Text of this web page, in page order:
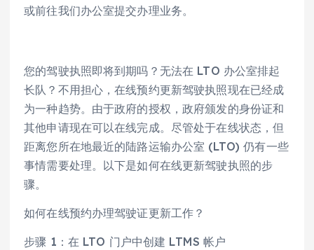
或前往我们办公室提交办理业务。
您的驾驶执照即将到期吗？无法在 LTO 办公室排起
长队？不用担心，在线预约更新驾驶执照现在已经成
为一种趋势。由于政府的授权，政府颁发的身份证和
其他申请现在可以在线完成。尽管处于在线状态，但
距离您所在地最近的陆路运输办公室 (LTO) 仍有一些
事情需要处理。以下是如何在线更新驾驶执照的步
骤。
如何在线预约办理驾驶证更新工作？
步骤 1：在 LTO 门户中创建 LTMS 帐户